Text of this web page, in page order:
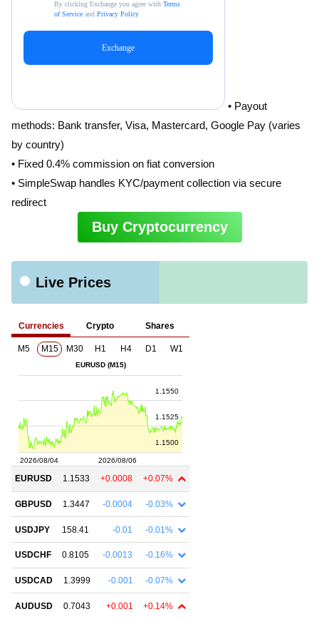
• Payout
methods: Bank transfer, Visa, Mastercard, Google Pay (varies
by country)
• Fixed 0.4% commission on fiat conversion
• SimpleSwap handles KYC/payment collection via secure
redirect
Buy Cryptocurrency
Live Prices